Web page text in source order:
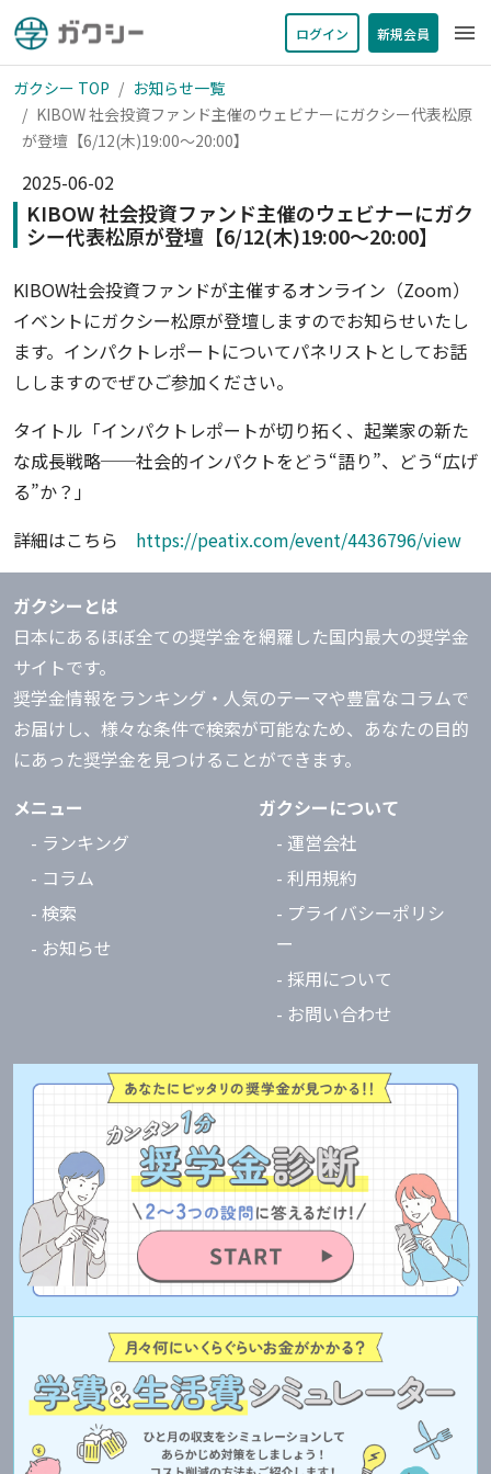
ログイン 新規会員 menu
ガクシー TOP
お知らせ一覧
KIBOW 社会投資ファンド主催のウェビナーにガクシー代表松原
が登壇【6/12(木)19:00〜20:00】
2025-06-02
KIBOW 社会投資ファンド主催のウェビナーにガク
シー代表松原が登壇【6/12(木)19:00〜20:00】
KIBOW社会投資ファンドが主催するオンライン（Zoom）
イベントにガクシー松原が登壇しますのでお知らせいたし
ます。インパクトレポートについてパネリストとしてお話
ししますのでぜひご参加ください。
タイトル「インパクトレポートが切り拓く、起業家の新た
な成長戦略──社会的インパクトをどう“語り”、どう“広げ
る”か？」
詳細はこちら https://peatix.com/event/4436796/view
ガクシーとは
日本にあるほぼ全ての奨学金を網羅した国内最大の奨学金
サイトです。
奨学金情報をランキング・人気のテーマや豊富なコラムで
お届けし、様々な条件で検索が可能なため、あなたの目的
にあった奨学金を見つけることができます。
メニュー
- ランキング
- コラム
- 検索
- お知らせ
ガクシーについて
- 運営会社
- 利用規約
- プライバシーポリシ
ー
- 採用について
- お問い合わせ